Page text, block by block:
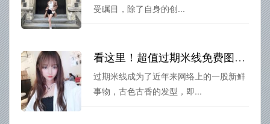
受瞩目，除了自身的创...
看这里！超值过期米线免费图集在线
过期米线成为了近年来网络上的一股新鲜
事物，古色古香的发型，即...